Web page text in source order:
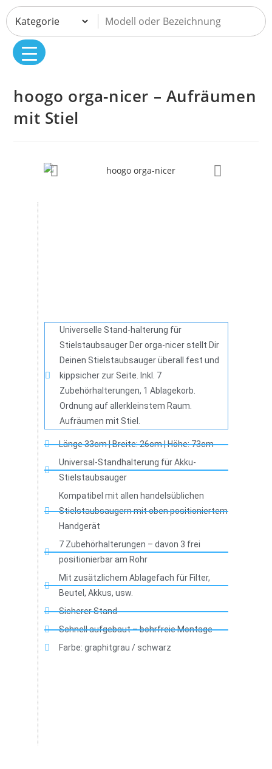
hoogo orga-nicer – Aufräumen
mit Stiel
Universelle Stand-halterung für
Stielstaubsauger Der orga-nicer stellt Dir
Deinen Stielstaubsauger überall fest und
kippsicher zur Seite. Inkl. 7
Zubehörhalterungen, 1 Ablagekorb.
Ordnung auf allerkleinstem Raum.
Aufräumen mit Stiel.
Länge 33cm | Breite: 26cm | Höhe: 73cm
Universal-Standhalterung für Akku-
Stielstaubsauger
Kompatibel mit allen handelsüblichen
Stielstaubsaugern mit oben positioniertem
Handgerät
7 Zubehörhalterungen – davon 3 frei
positionierbar am Rohr
Mit zusätzlichem Ablagefach für Filter,
Beutel, Akkus, usw.
Sicherer Stand
Schnell aufgebaut – bohrfreie Montage
Farbe: graphitgrau / schwarz